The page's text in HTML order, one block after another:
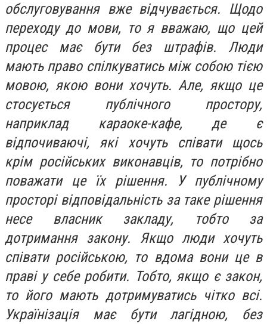
обслуговування вже відчувається. Щодо
переходу до мови, то я вважаю, що цей
процес має бути без штрафів. Люди
мають право спілкуватись між собою тією
мовою, якою вони хочуть. Але, якщо це
стосується публічного простору,
наприклад караоке-кафе, де є
відпочиваючі, які хочуть співати щось
крім російських виконавців, то потрібно
поважати це їх рішення. У публічному
просторі відповідальність за таке рішення
несе власник закладу, тобто за
дотримання закону. Якщо люди хочуть
співати російською, то вдома вони це в
праві у себе робити. Тобто, якщо є закон,
то його мають дотримуватись чітко всі.
Українізація має бути лагідною, без